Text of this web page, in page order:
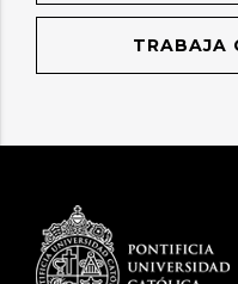
TRABAJA